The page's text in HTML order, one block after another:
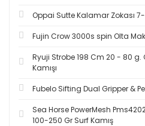
Oppai Sutte Kalamar Zokası
Fujin Crow 3000s spin Olta
Ryuji Strobe 198 Cm 20 - 80
Kamışı
Fubelo Sifting Dual Gripper &
Sea Horse PowerMesh
100-250 Gr Surf Kamış